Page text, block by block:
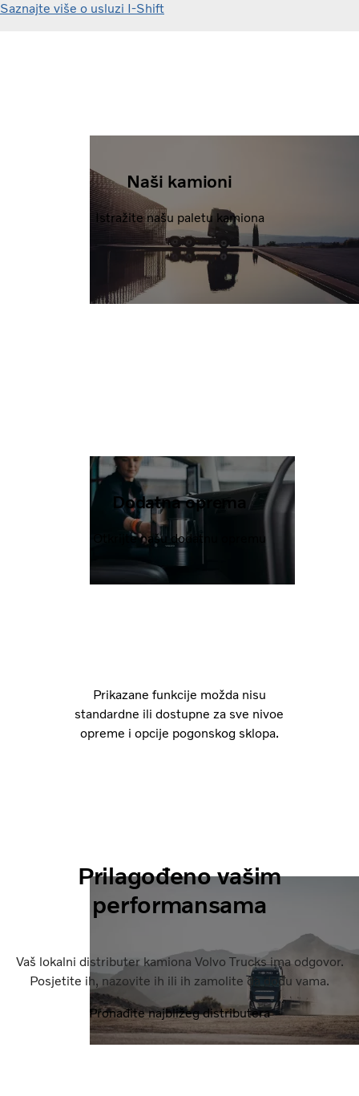
Saznajte više o usluzi I-Shift
Naši kamioni
Istražite našu paletu kamiona
Dodatna oprema
Otkrijte našu dodatnu opremu
Prikazane funkcije možda nisu
standardne ili dostupne za sve nivoe
opreme i opcije pogonskog sklopa.
Prilagođeno vašim
performansama
Vaš lokalni distributer kamiona Volvo Trucks ima odgovor.
Posjetite ih, nazovite ih ili ih zamolite da dođu vama.
Pronađite najbližeg distributera